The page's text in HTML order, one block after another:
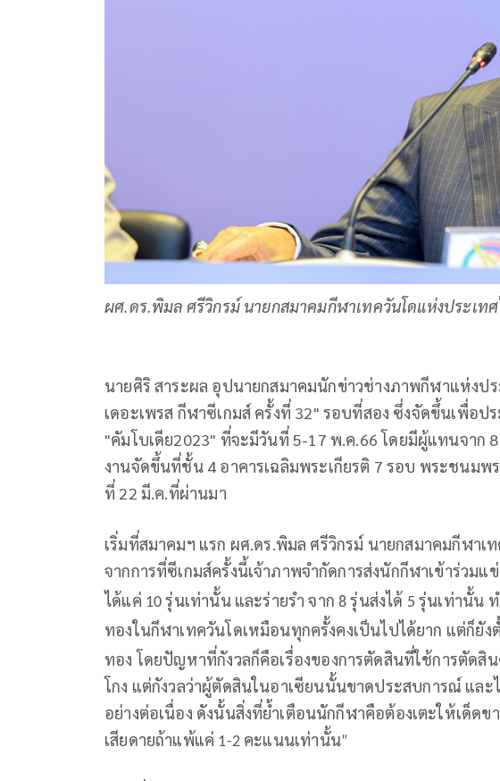
ผศ.ดร.พิมล ศรีวิกรม์ นายกสมาคมกีฬาเทควันโดแห่งประเท
นายศิริ สาระผล อุปนายกสมาคมนักข่าวช่างภาพกีฬาแห่งป
เดอะเพรส กีฬาซีเกมส์ ครั้งที่ 32" รอบที่สอง ซึ่งจัดขึ้นเพื่อป
"คัมโบเดีย2023" ที่จะมีวันที่ 5-17 พ.ค.66 โดยมีผู้แทนจาก 8
งานจัดขึ้นที่ชั้น 4 อาคารเฉลิมพระเกียรติ 7 รอบ พระชนมพร
ที่ 22 มี.ค.ที่ผ่านมา
เริ่มที่สมาคมฯ แรก ผศ.ดร.พิมล ศรีวิกรม์ นายกสมาคมกีฬาเ
จากการที่ซีเกมส์ครั้งนี้เจ้าภาพจำกัดการส่งนักกีฬาเข้าร่วมแ
ได้แค่ 10 รุ่นเท่านั้น และร่ายรำ จาก8 รุ่นส่งได้ 5 รุ่นเท่านั้น
ทองในกีฬาเทควันโดเหมือนทุกครั้งคงเป็นไปได้ยาก แต่ก็ยังตั้
ทอง โดยปัญหาที่กังวลก็คือเรื่องของการตัดสินที่ใช้การตัดสิ
โกง แต่กังวลว่าผู้ตัดสินในอาเซียนนั้นขาดประสบการณ์ และ
อย่างต่อเนื่อง ดังนั้นสิ่งที่ย้ำเตือนนักกีฬาคือต้องเตะให้เด็ด
เสียดายถ้าแพ้แค่ 1-2 คะแนนเท่านั้น”